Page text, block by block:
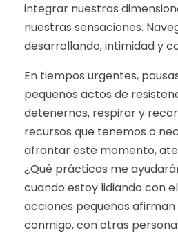
integrar nuestras
nuestras sensaciones.
desarrollando, intimidad y
En tiempos urgentes,
pequeños actos de
detenernos, respirar y
recursos que tenemos o
afrontar este momento,
¿Qué prácticas me
cuando estoy lidiando con
acciones pequeñas afirman
conmigo, con otras